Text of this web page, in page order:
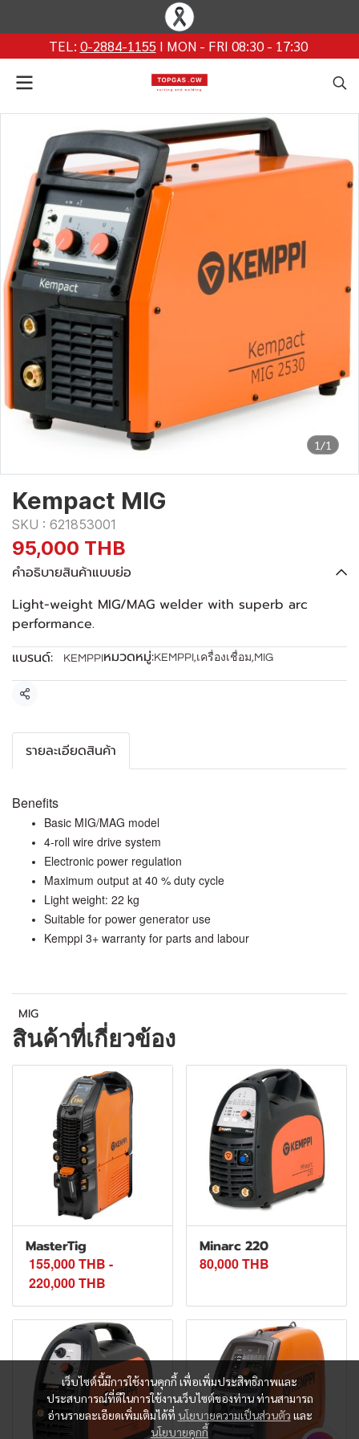
TEL: 0-2884-1155I MON - FRI 08:30 - 17:30
1/1
Kempact MIG
SKU : 621853001
95,000 THB
คำอธิบายสินค้าแบบย่อ
Light-weight MIG/MAG welder with superb arc
performance.
แบรนด์:
KEMPPI หมวดหมู่:KEMPPI ,เครื่องเชื่อม, MIG
แชร์
รายละเอียดสินค้า
Benefits
Basic MIG/MAG model
4-roll wire drive system
Electronic power regulation
Maximum output at 40 % duty cycle
Light weight: 22 kg
Suitable for power generator use
Kemppi 3+ warranty for parts and labour
MIG
สินค้าที่เกี่ยวข้อง
MasterTig
155,000 THB -
220,000 THB
Minarc 220
80,000 THB
เว็บไซต์นี้มีการใช้งานคุกกี้ เพื่อเพิ่มประสิทธิภาพและ
ประสบการณ์ที่ดีในการใช้งานเว็บไซต์ของท่าน ท่านสามารถ
อ่านรายละเอียดเพิ่มเติมได้ที่ นโยบายความเป็นส่วนตัว และ
นโยบายคุกกี้